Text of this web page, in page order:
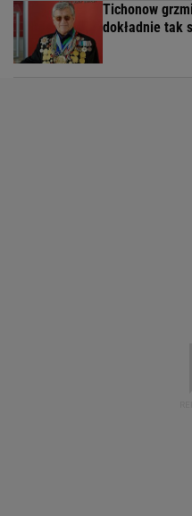
Tichonow
dokładnie tak